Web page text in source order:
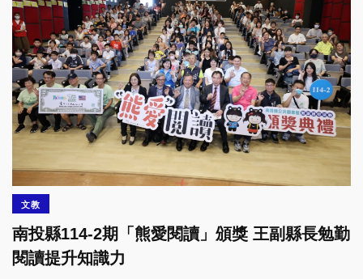
文教
南投縣114-2期「熊愛閱讀」頒獎 王副縣長勉勤
閱讀提升知識力